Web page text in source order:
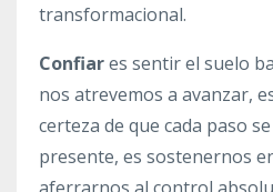
transformacional.
Confiares sentir el suelo
nos atrevemos a avanzar,
certeza de que cada paso
presente, es sostenernos